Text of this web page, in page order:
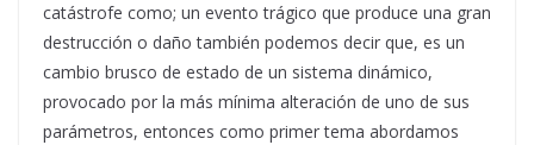
catástrofe como; un evento trágico que produce una gran
destrucción o daño también podemos decir que, es un
cambio brusco de estado de un sistema dinámico,
provocado por la más mínima alteración de uno de sus
parámetros, entonces como primer tema abordamos